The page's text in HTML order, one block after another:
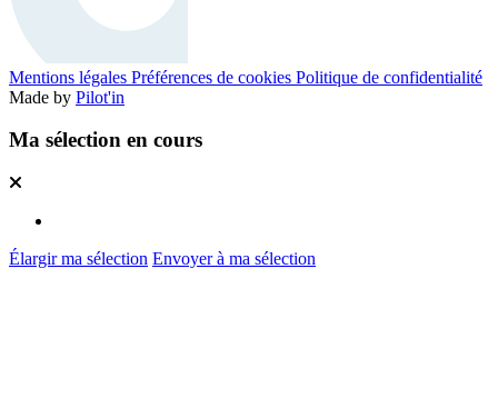
Mentions légales Préférences de cookies Politique de confidentialité
Made by Pilot'in
Ma sélection en cours
Élargir ma sélection Envoyer à ma sélection